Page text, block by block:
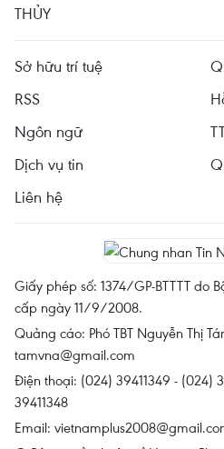
THỦY
Sở hữu trí tuệ
RSS
Ngôn ngữ
Dịch vụ tin
Liên hệ
Giấy phép số: 1374/GP-BTTTT do
cấp ngày 11/9/2008.
Quảng cáo: Phó TBT Nguyễn Thị
tamvna@gmail.com
Điện thoại: (024) 39411349 - (024)
39411348
Email: